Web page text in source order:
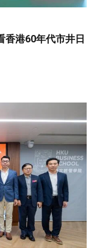
香港60年代市井日